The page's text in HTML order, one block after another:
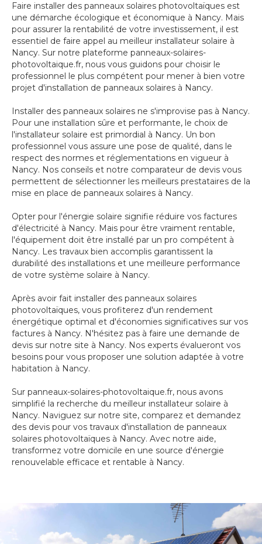
Faire installer des panneaux solaires photovoltaïques est
une démarche écologique et économique à Nancy. Mais
pour assurer la rentabilité de votre investissement, il est
essentiel de faire appel au meilleur installateur solaire à
Nancy. Sur notre plateforme panneaux-solaires-
photovoltaique.fr, nous vous guidons pour choisir le
professionnel le plus compétent pour mener à bien votre
projet d'installation de panneaux solaires à Nancy.
Installer des panneaux solaires ne s'improvise pas à Nancy.
Pour une installation sûre et performante, le choix de
l'installateur solaire est primordial à Nancy. Un bon
professionnel vous assure une pose de qualité, dans le
respect des normes et réglementations en vigueur à
Nancy. Nos conseils et notre comparateur de devis vous
permettent de sélectionner les meilleurs prestataires de la
mise en place de panneaux solaires à Nancy.
Opter pour l'énergie solaire signifie réduire vos factures
d'électricité à Nancy. Mais pour être vraiment rentable,
l'équipement doit être installé par un pro compétent à
Nancy. Les travaux bien accomplis garantissent la
durabilité des installations et une meilleure performance
de votre système solaire à Nancy.
Après avoir fait installer des panneaux solaires
photovoltaïques, vous profiterez d'un rendement
énergétique optimal et d'économies significatives sur vos
factures à Nancy. N'hésitez pas à faire une demande de
devis sur notre site à Nancy. Nos experts évalueront vos
besoins pour vous proposer une solution adaptée à votre
habitation à Nancy.
Sur panneaux-solaires-photovoltaique.fr, nous avons
simplifié la recherche du meilleur installateur solaire à
Nancy. Naviguez sur notre site, comparez et demandez
des devis pour vos travaux d'installation de panneaux
solaires photovoltaïques à Nancy. Avec notre aide,
transformez votre domicile en une source d'énergie
renouvelable efficace et rentable à Nancy.